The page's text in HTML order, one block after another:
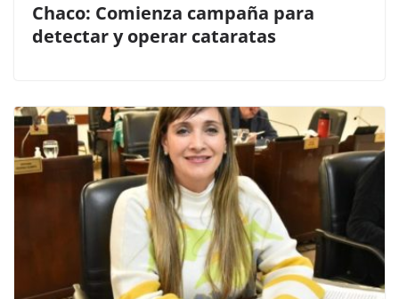
Chaco: Comienza campaña para
detectar y operar cataratas